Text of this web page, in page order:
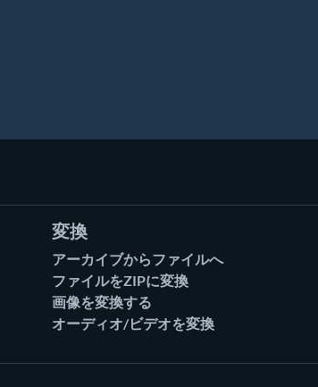
変換
アーカイブからファイルへ
ファイルをZIPに変換
画像を変換する
オーディオ/ビデオを変換